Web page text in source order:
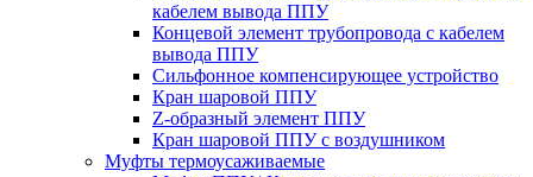
кабелем вывода ППУ
Концевой элемент трубопровода с кабелем
вывода ППУ
Сильфонное компенсирующее устройство
Кран шаровой ППУ
Z-образный элемент ППУ
Кран шаровой ППУ с воздушником
Муфты термоусаживаемые